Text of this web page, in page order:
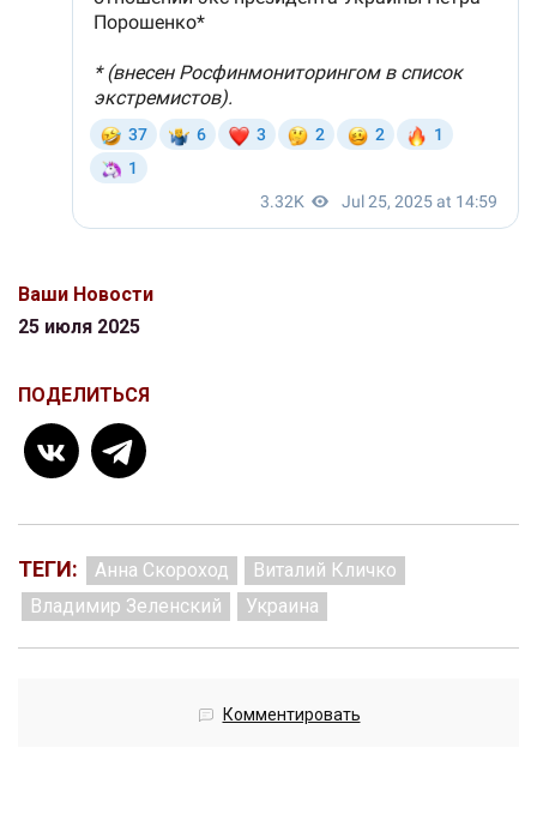
Ваши Новости
25 июля 2025
ПОДЕЛИТЬСЯ
ТЕГИ: Анна Скороход
Виталий Кличко
Владимир Зеленский
Украина
Комментировать